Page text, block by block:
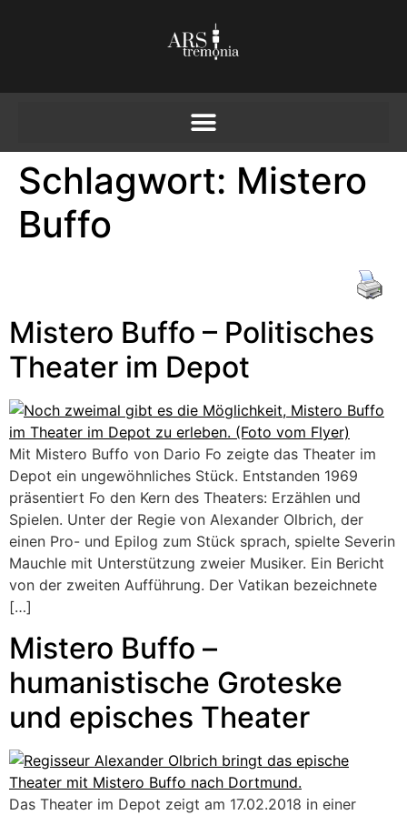
Schlagwort: Mistero
Buffo
Mistero Buffo – Politisches
Theater im Depot
Mit Mistero Buffo von Dario Fo zeigte das Theater im
Depot ein ungewöhnliches Stück. Entstanden 1969
präsentiert Fo den Kern des Theaters: Erzählen und
Spielen. Unter der Regie von Alexander Olbrich, der
einen Pro- und Epilog zum Stück sprach, spielte Severin
Mauchle mit Unterstützung zweier Musiker. Ein Bericht
von der zweiten Aufführung. Der Vatikan bezeichnete
[…]
Mistero Buffo –
humanistische Groteske
und episches Theater
Das Theater im Depot zeigt am 17.02.2018 in einer